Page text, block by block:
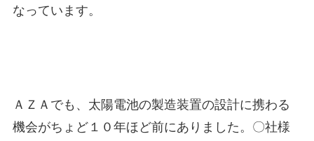
なっています。
ＡＺＡでも、太陽電池の製造装置の設計に携わる
機会がちょど１０年ほど前にありました。〇社様